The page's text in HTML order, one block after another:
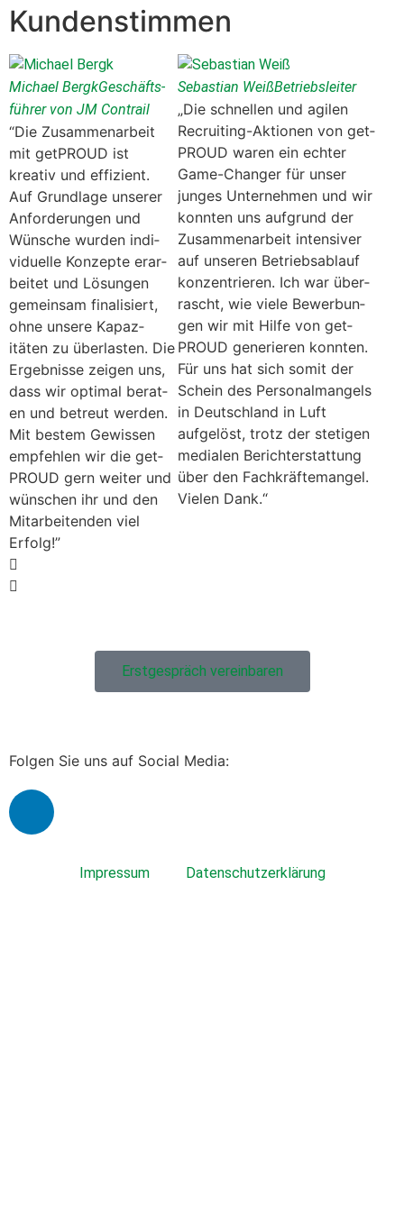
Kundenstimmen
Michael BergkGeschäfts­
führer von JM Con­trail
“Die Zusam­me­nar­beit
mit get­PROUD ist
kreativ und effizient.
Auf Grund­lage unser­er
Anforderun­gen und
Wün­sche wur­den indi­
vidu­elle Konzepte erar­
beit­et und Lösun­gen
gemein­sam final­isiert,
ohne unsere Kapaz­
itäten zu über­las­ten. Die
Ergeb­nisse zeigen uns,
dass wir opti­mal berat­
en und betreut wer­den.
Mit bestem Gewis­sen
empfehlen wir die get­
PROUD gern weit­er und
wün­schen ihr und den
Mitar­bei­t­en­den viel
Erfolg!”
Sebas­t­ian WeißBetrieb­sleit­er
„Die schnellen und agilen
Recruit­ing-Aktio­nen von get­
PROUD waren ein echter
Game-Chang­er für unser
junges Unternehmen und wir
kon­nten uns auf­grund der
Zusam­me­nar­beit inten­siv­er
auf unseren Betrieb­sablauf
konzen­tri­eren. Ich war über­
rascht, wie viele Bewer­bun­
gen wir mit Hil­fe von get­
PROUD gener­ieren kon­nten.
Für uns hat sich somit der
Schein des Per­sonal­man­gels
in Deutsch­land in Luft
aufgelöst, trotz der steti­gen
medi­alen Berichter­stat­tung
über den Fachkräfte­man­gel.
Vie­len Dank.“
Erst­ge­spräch vere­in­baren
Folgen Sie uns auf Social Media:
Impressum Datenschutzerklärung